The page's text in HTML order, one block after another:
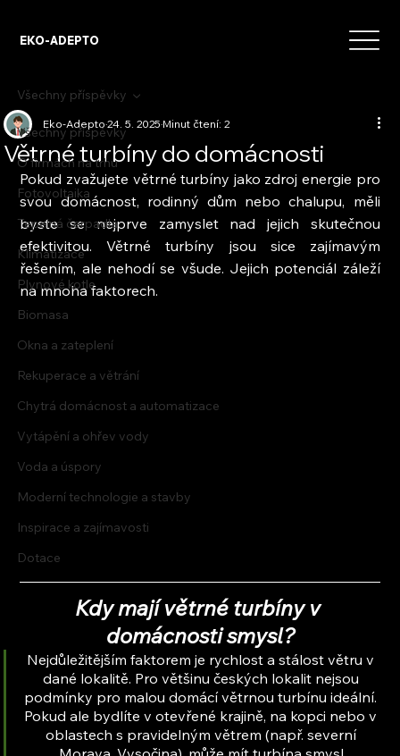
EKO-ADEPTO
Všechny příspěvky
O firmách na trhu
Fotovoltaika
Tepelná čerpadla
Klimatizace
Plynové kotle
Biomasa
Okna a zateplení
Rekuperace a větrání
Chytrá domácnost a automatizace
Vytápění a ohřev vody
Voda a úspory
Moderní technologie a stavby
Inspirace a zajímavosti
Dotace
Všechny příspěvky
Větrné turbíny do domácnosti
Eko-Adepto24. 5. 2025Minut čtení: 2
Pokud zvažujete větrné turbíny jako zdroj energie pro
svou domácnost, rodinný dům nebo chalupu, měli
byste se nejprve zamyslet nad jejich skutečnou
efektivitou. Větrné turbíny jsou sice zajímavým
řešením, ale nehodí se všude. Jejich potenciál záleží
na mnoha faktorech.
Kdy mají větrné turbíny v
domácnosti smysl?
Nejdůležitějším faktorem je rychlost a stálost větru v
dané lokalitě. Pro většinu českých lokalit nejsou
podmínky pro malou domácí větrnou turbínu ideální.
Pokud ale bydlíte v otevřené krajině, na kopci nebo v
oblastech s pravidelným větrem (např. severní